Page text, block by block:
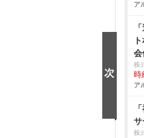
ア
会
株
時
ア
サ
株